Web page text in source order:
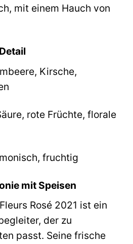
mit einem Hauch von
Kirsche,
rote Früchte, florale
fruchtig
mit Speisen
Rosé 2021 ist ein
der zu
passt. Seine frische